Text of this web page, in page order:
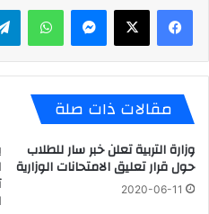
ماسنجر
مقالات ذات صلة
وزارة التربية تعلن خبر سار للطلاب
حول قرار تعليق الامتحانات الوزارية
2020-06-11